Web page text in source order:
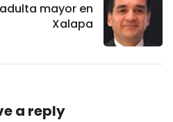
mayor en
Xalapa
a reply